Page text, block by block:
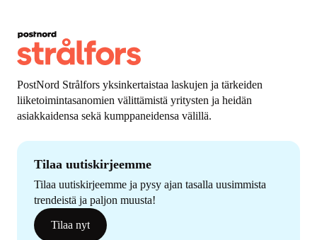
PostNord Strålfors yksinkertaistaa laskujen ja tärkeiden
liiketoimintasanomien välittämistä yritysten ja heidän
asiakkaidensa sekä kumppaneidensa välillä.
Tilaa uutiskirjeemme
Tilaa uutiskirjeemme ja pysy ajan tasalla uusimmista
trendeistä ja paljon muusta!
Tilaa nyt